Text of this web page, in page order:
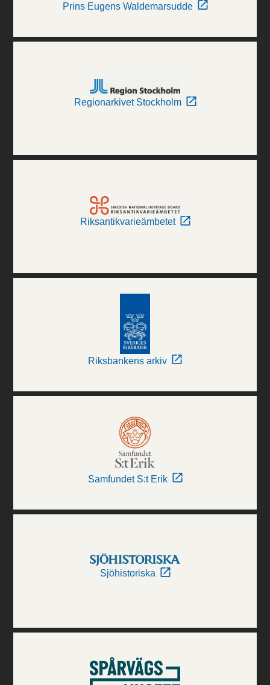
Prins Eugens Waldemarsudde
Regionarkivet Stockholm
Riksantikvarieämbetet
Riksbankens arkiv
Samfundet S:t Erik
Sjöhistoriska